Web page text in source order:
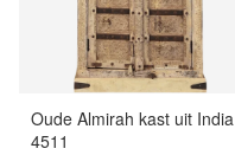
Oude Almirah kast uit India
4511